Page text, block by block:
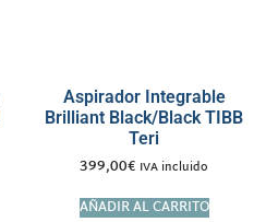
Aspirador Integrable
Brilliant Black/Black TIBB
Teri
399,00€ IVA incluido
AÑADIR AL CARRITO